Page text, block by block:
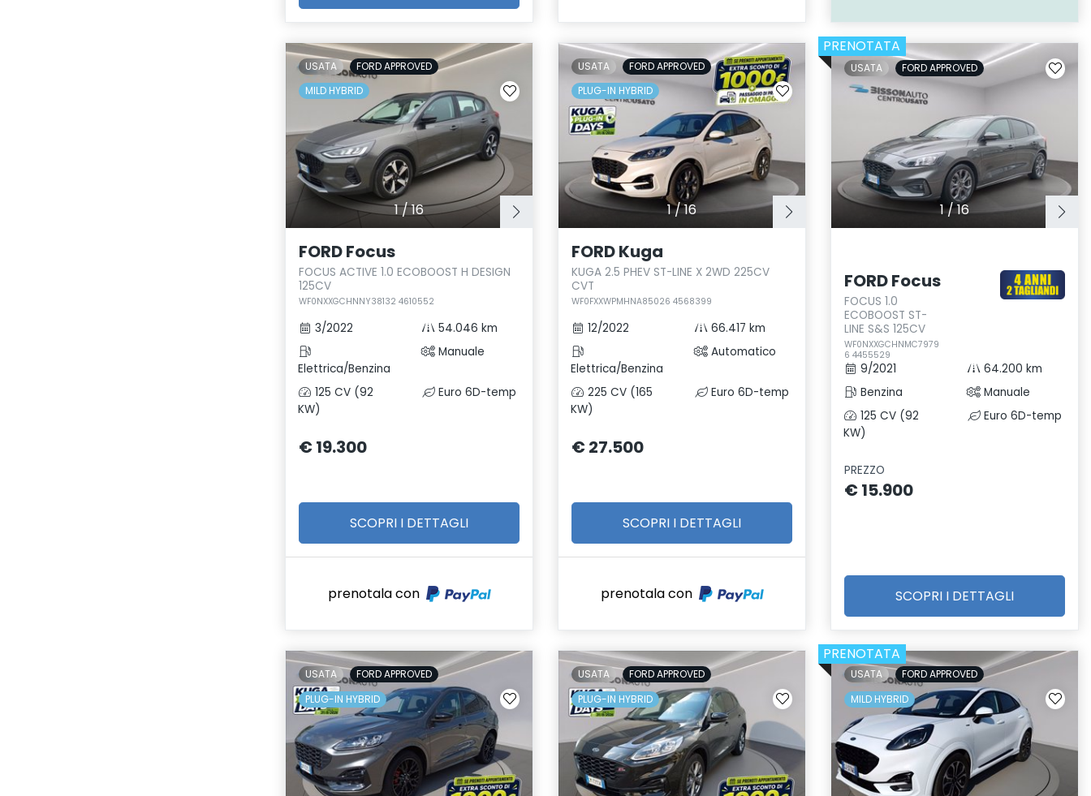
1/16
USATA
FORD APPROVED
MILD HYBRID
FORD Focus
FOCUS ACTIVE 1.0 ECOBOOST H DESIGN
125CV
WF0NXXGCHNNY38132 4610552
3/2022 54.046 km
Elettrica/Benzina
Manuale
125 CV (92
KW)
Euro 6D-temp
€ 19.300
SCOPRI I DETTAGLI
prenotala con
1/16
USATA
FORD APPROVED
PLUG-IN HYBRID
FORD Kuga
KUGA 2.5 PHEV ST-LINE X 2WD 225CV
CVT
WF0FXXWPMHNA85026 4568399
12/2022 66.417 km
Elettrica/Benzina
Automatico
225 CV (165
KW)
Euro 6D-temp
€ 27.500
SCOPRI I DETTAGLI
prenotala con
PRENOTATA
1/16
USATA FORD APPROVED
FORD Focus
FOCUS 1.0
ECOBOOST ST-
LINE S&S 125CV
WF0NXXGCHNMC7979
6 4455529
9/2021
64.200 km
Benzina
Manuale
125 CV (92
KW)
Euro 6D-temp
PREZZO
€ 15.900
SCOPRI I DETTAGLI
USATA
FORD APPROVED
PLUG-IN HYBRID
USATA
FORD APPROVED
PLUG-IN HYBRID
PRENOTATA
USATA
FORD APPROVED
MILD HYBRID